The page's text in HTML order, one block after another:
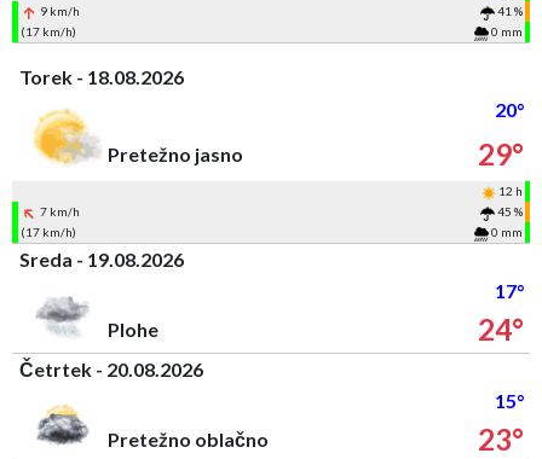
9 km/h
41 %
(17 km/h)
0 mm
Torek - 18.08.2026
20°
Pretežno jasno
29°
12 h
7 km/h
45 %
(17 km/h)
0 mm
Sreda - 19.08.2026
17°
Plohe
24°
Četrtek - 20.08.2026
15°
Pretežno oblačno
23°